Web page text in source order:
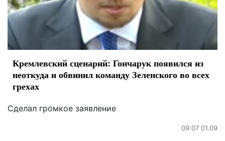
Кремлевский сценарий: Гончарук появился из
неоткуда и обвинил команду Зеленского во всех
грехах
Сделал громкое заявление
09:07 01.09